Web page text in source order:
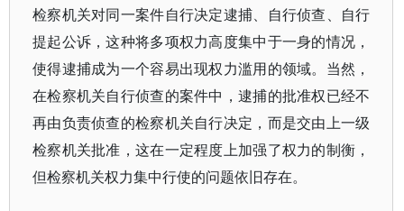
检察机关对同一案件自行决定逮捕、自行侦查、自行
提起公诉，这种将多项权力高度集中于一身的情况，
使得逮捕成为一个容易出现权力滥用的领域。当然，
在检察机关自行侦查的案件中，逮捕的批准权已经不
再由负责侦查的检察机关自行决定，而是交由上一级
检察机关批准，这在一定程度上加强了权力的制衡，
但检察机关权力集中行使的问题依旧存在。